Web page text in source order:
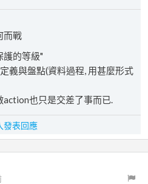
而戰
護的等級"
義與盤點(資料過程, 用甚麼形式
action也只是交差了事而已.
發表回應